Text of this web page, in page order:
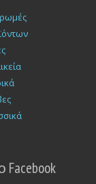
Facebook